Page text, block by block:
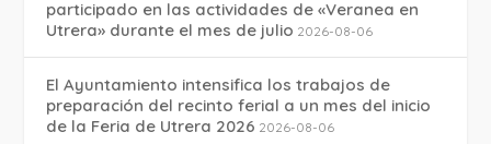
participado en las actividades de «Veranea en
Utrera» durante el mes de julio 2026-08-06
El Ayuntamiento intensifica los trabajos de
preparación del recinto ferial a un mes del inicio
de la Feria de Utrera 2026 2026-08-06